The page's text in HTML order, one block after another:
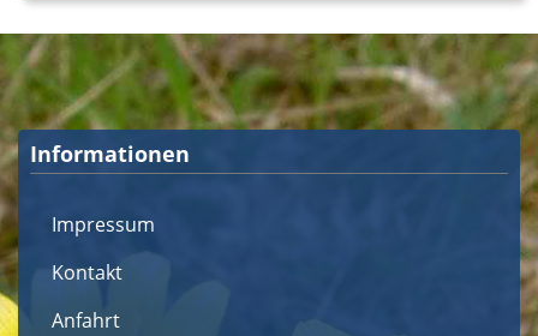
Informationen
Impressum
Kontakt
Anfahrt